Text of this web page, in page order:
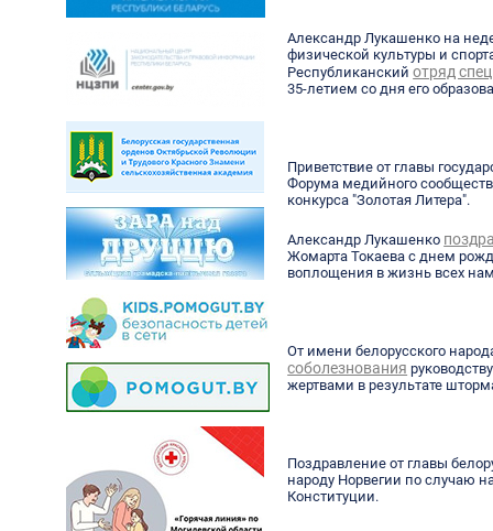
Александр Лукашенко на
физической культуры и
Республиканскийотряд
35-летием со дня его
Приветствие от главы
Форума медийного
конкурса "Золотая Литера".
Александр Лукашенко
Жомарта Токаева с днем
воплощения в жизнь всех
От имени белорусского
соболезнования
жертвами в результате
Поздравление от главы
народу Норвегии по случаю
Конституции.